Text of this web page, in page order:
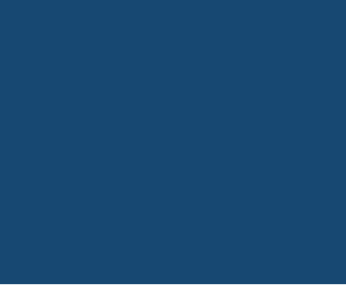
link, opens in a new window)